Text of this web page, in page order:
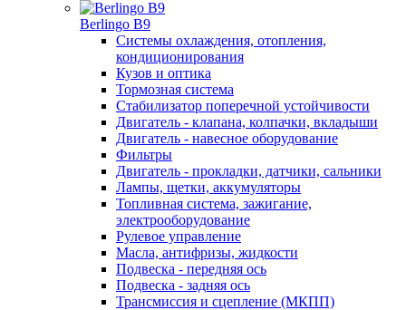
Berlingo B9
Системы охлаждения, отопления,
кондиционирования
Кузов и оптика
Тормозная система
Стабилизатор поперечной устойчивости
Двигатель - клапана, колпачки, вкладыши
Двигатель - навесное оборудование
Фильтры
Двигатель - прокладки, датчики, сальники
Лампы, щетки, аккумуляторы
Топливная система, зажигание,
электрооборудование
Рулевое управление
Масла, антифризы, жидкости
Подвеска - передняя ось
Подвеска - задняя ось
Трансмиссия и сцепление (МКПП)